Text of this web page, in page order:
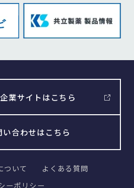
業サイトはこちら
い合わせはこちら
ついて
よくある質問
ーポリシー